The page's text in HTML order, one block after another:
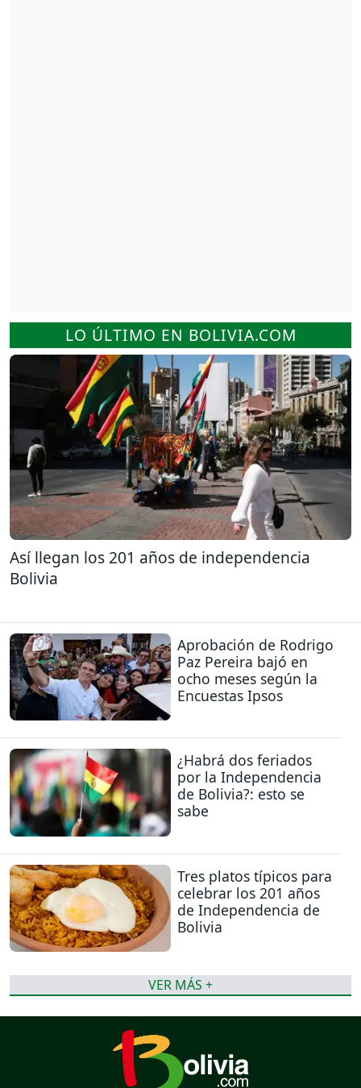
LO ÚLTIMO EN BOLIVIA.COM
Así llegan los 201 años de independencia
Bolivia
Aprobación de Rodrigo
Paz Pereira bajó en
ocho meses según la
Encuestas Ipsos
¿Habrá dos feriados
por la Independencia
de Bolivia?: esto se
sabe
Tres platos típicos para
celebrar los 201 años
de Independencia de
Bolivia
VER MÁS +